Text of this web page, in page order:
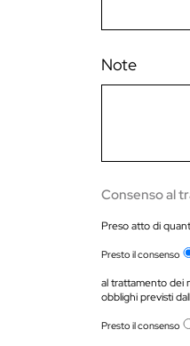
Note
Consenso al
Preso atto di
Presto il consenso
al trattamento dei
obblighi previsti
Presto il consenso